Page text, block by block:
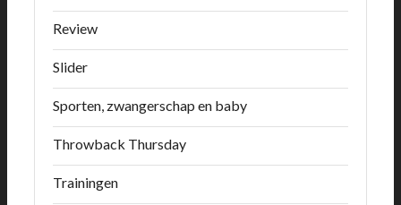
Review
Slider
Sporten, zwangerschap en baby
Throwback Thursday
Trainingen